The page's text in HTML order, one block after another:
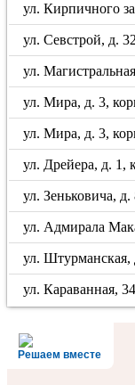
ул. Кирпичного
ул. Севстрой, д.
ул.
ул. Мира, д. 3,
ул. Мира, д. 3,
ул. Дрейера, д. 1,
ул. Зеньковича, д.
ул. Адмирала
ул. Штурманская,
ул. Караванная, 34
Решаем вместе